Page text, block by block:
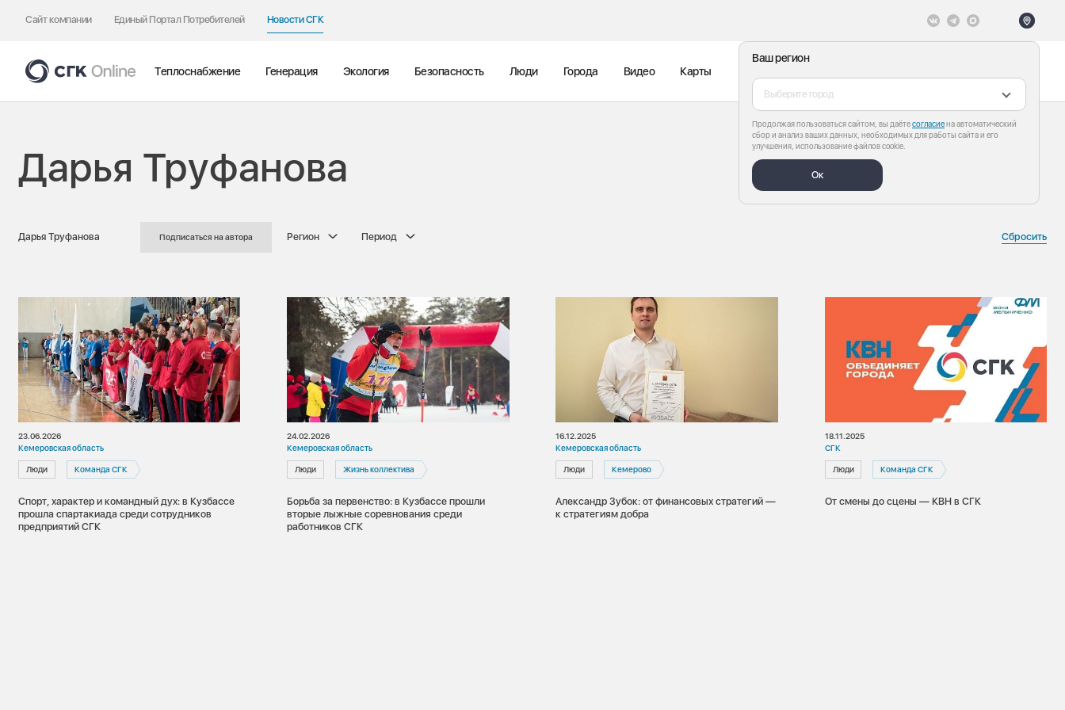
Сайт компании Единый Портал Потребителей Новости СГК
Ваш регион
Выберите город
Продолжая пользоваться сайтом, вы даётесогласиена автоматический
сбор и анализ ваших данных, необходимых для работы сайта и его
улучшения, использование файлов cookie.
Ок
Теплоснабжение Генерация Экология Безопасность Люди Города Видео Карты
Дарья Труфанова
Дарья Труфанова Подписаться на автора Регион Период Сбросить
23.06.2026
Кемеровская область
Люди Команда СГК
Спорт, характер и командный дух: в Кузбассе
прошла спартакиада среди сотрудников
предприятий СГК
24.02.2026
Кемеровская область
Люди Жизнь коллектива
Борьба за первенство: в Кузбассе прошли
вторые лыжные соревнования среди
работников СГК
16.12.2025
Кемеровская область
Люди Кемерово
Александр Зубок: от финансовых стратегий —
к стратегиям добра
18.11.2025
СГК
Люди Команда СГК
От смены до сцены — КВН в СГК